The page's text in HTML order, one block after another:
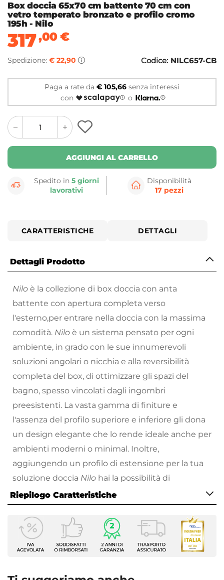
Box doccia 65x70 cm battente 70 cm con
vetro temperato bronzato e profilo cromo
195h - Nilo
317,00€
Spedizione: € 22,90 Codice: NILC657-CB
Paga a rate da € 105,66 senza interessi
con
o
quantity
button
quantity
minus
button
AGGIUNGI AL CARRELLO
Spedito in5 giorni
lavorativi
Disponibilità
17 pezzi
CARATTERISTICHE DETTAGLI
Dettagli Prodotto
Nilo è la collezione di box doccia con anta
battente con apertura completa verso
l'esterno,per entrare nella doccia con la massima
comodità. Nilo è un sistema pensato per ogni
ambiente, in grado con le sue innumerevoli
soluzioni angolari o nicchia e alla reversibilità
completa del box, di ottimizzare gli spazi del
bagno, spesso vincolati dagli ingombri
preesistenti. La vasta gamma di finiture e
l'assenza del profilo superiore e inferiore gli dona
un design elegante che lo rende ideale anche per
ambienti moderni o minimal. Inoltre,
aggiungendo un profilo di estensione per la tua
soluzione doccia Nilo hai la possibilità di
aggiungere alla tolleranza del box
cmper poter installare il tuo box anche in spazi
fuori standard.
Problemi di spazio? Nilo, con le sue
Riepilogo Caratteristiche
Caratteristiche
Serie
Nilo